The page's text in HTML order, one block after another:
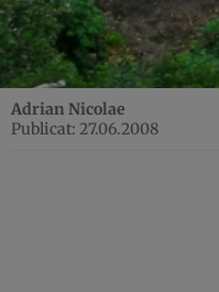
Adrian Nicolae
Publicat: 27.06.2008